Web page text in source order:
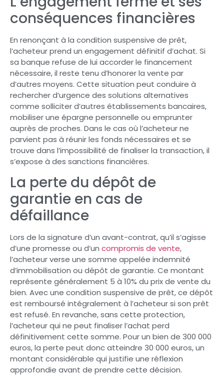
conséquences financières
En renonçant à la condition suspensive de prêt,
l’acheteur prend un engagement définitif d’achat. Si
sa banque refuse de lui accorder le financement
nécessaire, il reste tenu d’honorer la vente par
d’autres moyens. Cette situation peut conduire à
rechercher d’urgence des solutions alternatives
comme solliciter d’autres établissements bancaires,
mobiliser une épargne personnelle ou emprunter
auprès de proches. Dans le cas où l’acheteur ne
parvient pas à réunir les fonds nécessaires et se
trouve dans l’impossibilité de finaliser la transaction, il
s’expose à des sanctions financières.
La perte du dépôt de
garantie en cas de
défaillance
Lors de la signature d’un avant-contrat, qu’il s’agisse
d’une promesse ou d’un compromis de vente,
l’acheteur verse une somme appelée indemnité
d’immobilisation ou dépôt de garantie. Ce montant
représente généralement 5 à 10% du prix de vente du
bien. Avec une condition suspensive de prêt, ce dépôt
est remboursé intégralement à l’acheteur si son prêt
est refusé. En revanche, sans cette protection,
l’acheteur qui ne peut finaliser l’achat perd
définitivement cette somme. Pour un bien de 300 000
euros, la perte peut donc atteindre 30 000 euros, un
montant considérable qui justifie une réflexion
approfondie avant de prendre cette décision.